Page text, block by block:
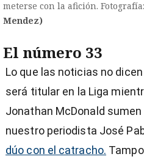
meterse con la afición.
Mendez)
El número 33
Lo que las noticias no
será titular en la Liga
Jonathan McDonald
nuestro periodista José
dúo con el catracho.